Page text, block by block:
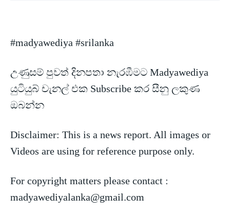
#madyawediya #srilanka
උණුසම් පුවත් දිනපතා නැරඹීමට Madyawediya
යුටියුබ් චැනල් එක Subscribe කර සීනු ලකුණ
ඔබන්න
Disclaimer: This is a news report. All images or
Videos are using for reference purpose only.
For copyright matters please contact :
madyawediyalanka@gmail.com